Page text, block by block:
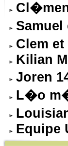
Clem
Kilian
Joren
L�o
Equipe